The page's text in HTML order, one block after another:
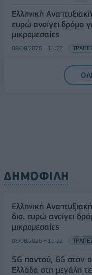
Ελληνική
ευρώ ανοίγει δρόμο
μικρομεσαίες
08/08/2026 - 11:22
5G παντού, 6G στον
Ελλάδα στη μεγάλη
ΔΗΜΟΦΙΛΗ
Ελληνική
δισ. ευρώ ανοίγει
μικρομεσαίες
08/08/2026 - 11:22
5G παντού, 6G στον
Ελλάδα στη μεγάλη